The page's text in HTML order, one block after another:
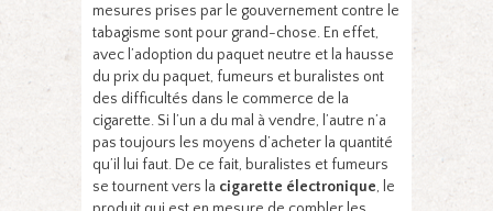
mesures prises par le gouvernement contre le
tabagisme sont pour grand-chose. En effet,
avec l’adoption du paquet neutre et la hausse
du prix du paquet, fumeurs et buralistes ont
des difficultés dans le commerce de la
cigarette. Si l’un a du mal à vendre, l’autre n’a
pas toujours les moyens d’acheter la quantité
qu’il lui faut. De ce fait, buralistes et fumeurs
se tournent vers la cigarette électronique, le